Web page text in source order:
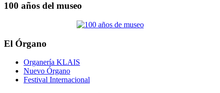
100 años del museo
El Órgano
Organería KLAIS
Nuevo Órgano
Festival Internacional